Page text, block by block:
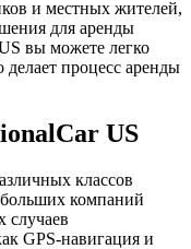
и местных жителей,
для аренды
вы можете легко
делает процесс аренды
US
классов
компаний
случаев
GPS-навигация и